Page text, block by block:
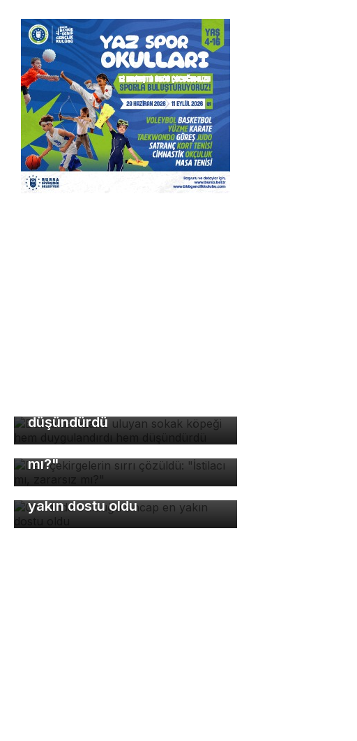
düşündürdü
Dev çekirgelerin sırrı
çözüldü: "İstilacı mı, zararsız
mı?"
Ormanda bulduğu sincap en
yakın dostu oldu